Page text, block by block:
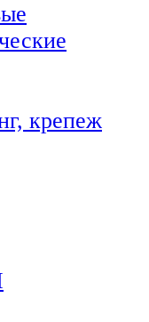
крепеж